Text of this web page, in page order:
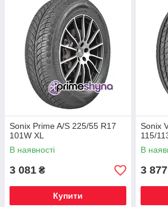
Sonix Prime A/S 225/55 R17
101W XL
В наявності
3 081 ₴
Купити
Sonix
115/
В
3 877